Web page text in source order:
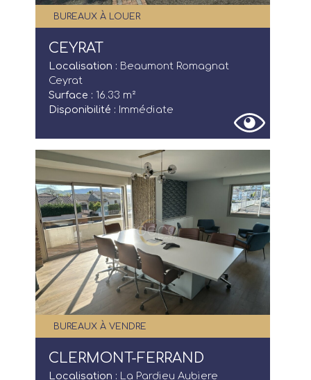
BUREAUX À LOUER
CEYRAT
Localisation : Beaumont Romagnat
Ceyrat
Surface : 16.33 m²
Disponibilité : Immédiate
BUREAUX À VENDRE
CLERMONT-FERRAND
Localisation :
La Pardieu Aubiere